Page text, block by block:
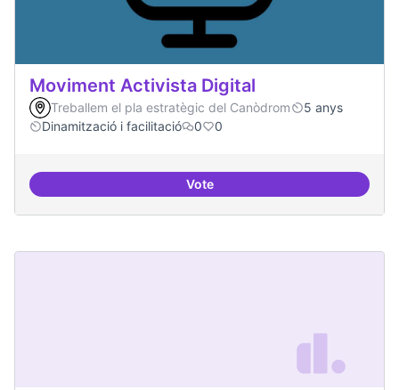
Moviment Activista Digital
Treballem el pla estratègic del Canòdrom
5 anys
Dinamització i facilitació
0 0
VoteMoviment Activista Digital